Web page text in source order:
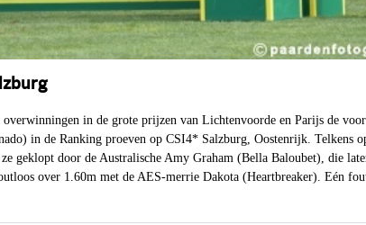
overwinningen in de grote prijzen van Lichtenvoorde en Parijs de
in de Ranking proeven op CSI4* Salzburg, Oostenrijk. Telkens
geklopt door de Australische Amy Graham (Bella Baloubet), die
over 1.60m met de AES-merrie Dakota (Heartbreaker). Eén